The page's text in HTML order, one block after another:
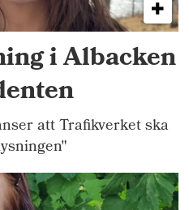
i Albacken
att Trafikverket ska